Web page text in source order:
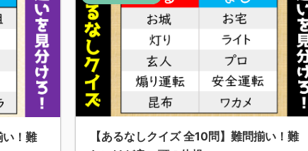
い！難
【あるなしクイズ 全10問】難問揃い！難